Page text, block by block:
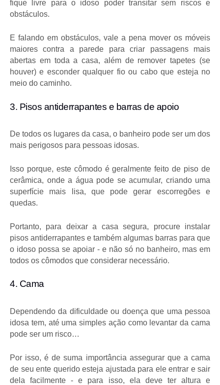
fique livre para o idoso poder transitar sem riscos e
obstáculos.
E falando em obstáculos, vale a pena mover os móveis
maiores contra a parede para criar passagens mais
abertas em toda a casa, além de remover tapetes (se
houver) e esconder qualquer fio ou cabo que esteja no
meio do caminho.
3. Pisos antiderrapantes e barras de apoio
De todos os lugares da casa, o banheiro pode ser um dos
mais perigosos para pessoas idosas.
Isso porque, este cômodo é geralmente feito de piso de
cerâmica, onde a água pode se acumular, criando uma
superfície mais lisa, que pode gerar escorregões e
quedas.
Portanto, para deixar a casa segura, procure instalar
pisos antiderrapantes e também algumas barras para que
o idoso possa se apoiar - e não só no banheiro, mas em
todos os cômodos que considerar necessário.
4. Cama
Dependendo da dificuldade ou doença que uma pessoa
idosa tem, até uma simples ação como levantar da cama
pode ser um risco…
Por isso, é de suma importância assegurar que a cama
de seu ente querido esteja ajustada para ele entrar e sair
dela facilmente - e para isso, ela deve ter altura e